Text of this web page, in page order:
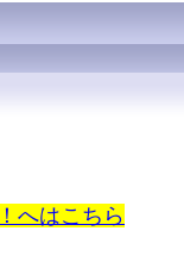
へはこちら